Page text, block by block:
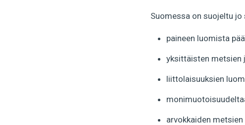
Suomessa on suojeltu
paineen luomista
yksittäisten metsien
liittolaisuuksien
arvokkaiden